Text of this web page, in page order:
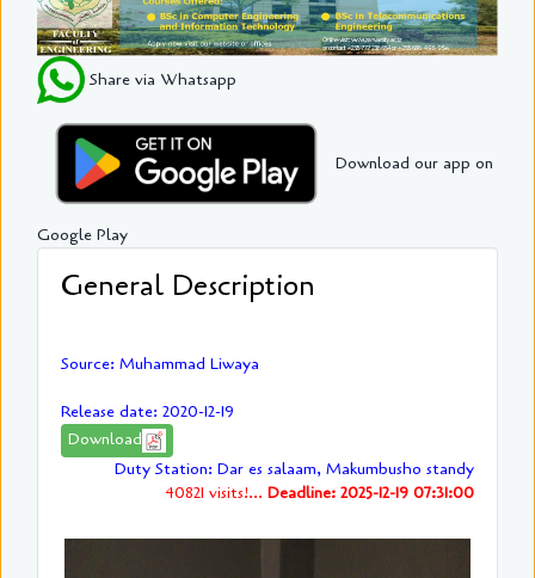
Share via Whatsapp
Download our app on
Google Play
General Description
Source: Muhammad Liwaya
Release date: 2020-12-19
Download
Duty Station: Dar es salaam, Makumbusho standy
40821 visits!... Deadline: 2025-12-19 07:31:00